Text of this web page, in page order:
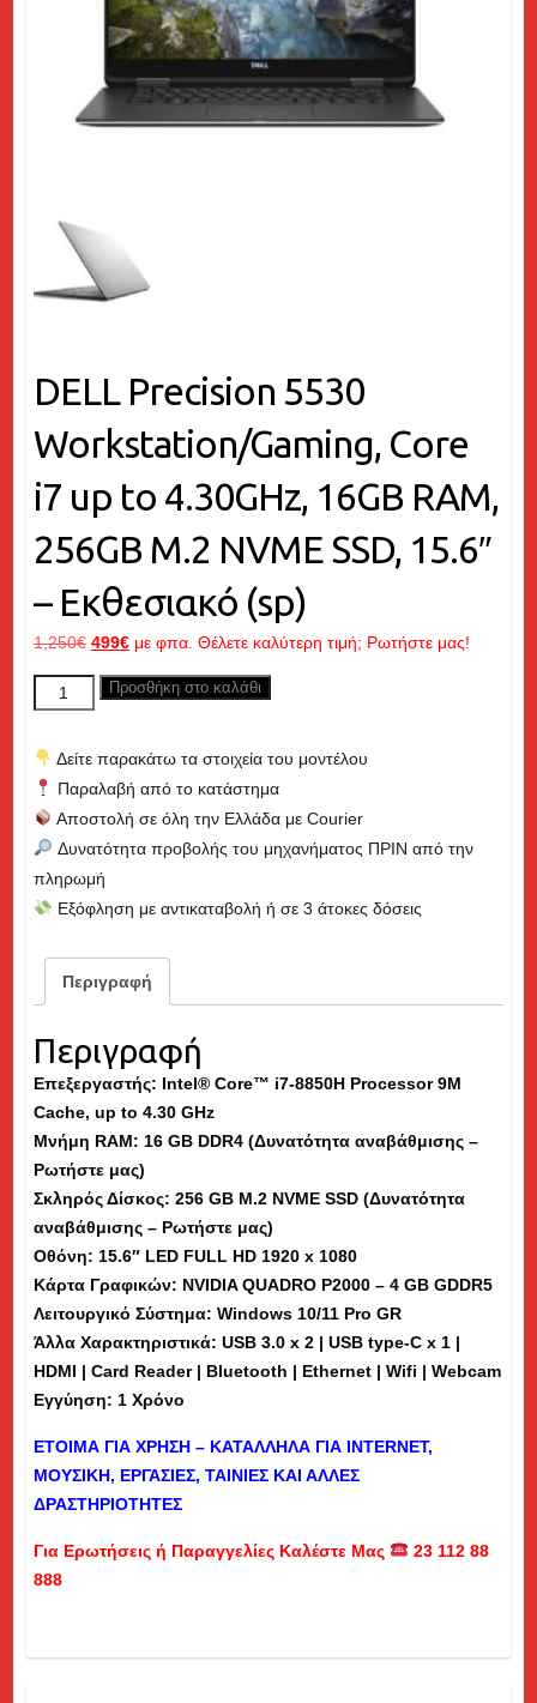
DELL Precision 5530
Workstation/Gaming, Core
i7 up to 4.30GHz, 16GB RAM,
256GB M.2 NVME SSD, 15.6″
– Εκθεσιακό (sp)
1,250€ Original
was:
499€Η
τιμή
499€.
με φπα. Θέλετε καλύτερη τιμή; Ρωτήστε μας!
DELL
Precision
5530
Workstation/Gaming,
i7
up
to
4.30GHz,
RAM,
256GB
NVME
SSD,
15.6"
-
Εκθεσιακό
(sp)
ποσότητα
Προσθήκη στο καλάθι
Δείτε παρακάτω τα στοιχεία του μοντέλου
Παραλαβή από το κατάστημα
Αποστολή σε όλη την Ελλάδα με Courier
Δυνατότητα προβολής του μηχανήματος ΠΡΙΝ από την
πληρωμή
Εξόφληση με αντικαταβολή ή σε 3 άτοκες δόσεις
Περιγραφή
Περιγραφή
Επεξεργαστής: Intel® Core™ i7-8850H Processor 9M
Cache, up to 4.30 GHz
Μνήμη RAM: 16 GB DDR4 (Δυνατότητα αναβάθμισης –
Ρωτήστε μας)
Σκληρός Δίσκος: 256 GB M.2 NVME SSD (Δυνατότητα
αναβάθμισης – Ρωτήστε μας)
Οθόνη: 15.6″ LED FULL HD 1920 x 1080
Κάρτα Γραφικών: NVIDIA QUADRO P2000 – 4 GB GDDR5
Λειτουργικό Σύστημα: Windows 10/11 Pro GR
Άλλα Χαρακτηριστικά: USB 3.0 x 2 | USB type-C x 1 |
HDMI | Card Reader | Bluetooth | Ethernet | Wifi | Webcam
Εγγύηση: 1 Χρόνο
ΕΤΟΙΜΑ ΓΙΑ ΧΡΗΣΗ – ΚΑΤΑΛΛΗΛΑ ΓΙΑ INTERNET,
ΜΟΥΣΙΚΗ, ΕΡΓΑΣΙΕΣ, ΤΑΙΝΙΕΣ ΚΑΙ ΑΛΛΕΣ
ΔΡΑΣΤΗΡΙΟΤΗΤΕΣ
Για Ερωτήσεις ή Παραγγελίες Καλέστε Μας
23 112 88
888